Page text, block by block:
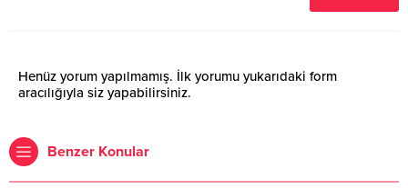
Henüz yorum yapılmamış. İlk yorumu yukarıdaki form
aracılığıyla siz yapabilirsiniz.
Benzer Konular